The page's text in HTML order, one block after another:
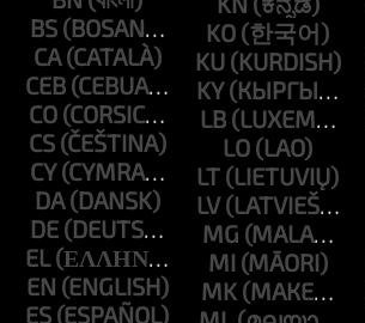
BS
CA
CEB
CO
CS
CY
DA
DE
EL
EN
ES
KO
KU
KY
LB
LO
LT
LV
MG
MI
MK